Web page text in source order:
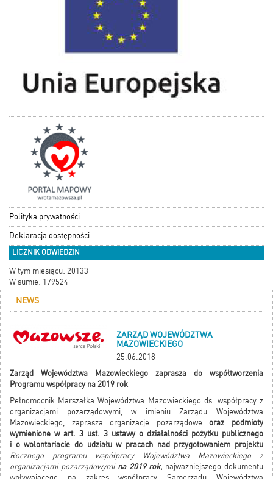
Polityka prywatności
Deklaracja dostępności
LICZNIK ODWIEDZIN
W tym miesiącu: 20133
W sumie: 179524
NEWS
ZARZĄD WOJEWÓDZTWA
MAZOWIECKIEGO
25.06.2018
Zarząd Województwa Mazowieckiego zaprasza do współtworzenia
Programu współpracy na 2019 rok
Pełnomocnik Marszałka Województwa Mazowieckiego ds. współpracy z
organizacjami pozarządowymi, w imieniu Zarządu Województwa
Mazowieckiego, zaprasza organizacje pozarządoweoraz podmioty
wymienione w art. 3 ust. 3 ustawy o działalności pożytku publicznego
i o wolontariacie do udziału w pracach nad przygotowaniem projektu
Rocznego programu współpracy Województwa Mazowieckiego z
organizacjami pozarządowymi na 2019 rok, najważniejszego dokumentu